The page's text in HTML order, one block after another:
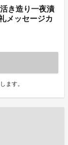
き造り一夜漬
メッセージカ
ます。